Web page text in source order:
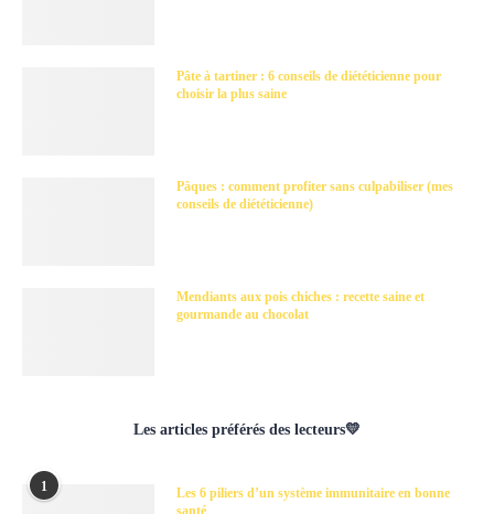
Pâte à tartiner : 6 conseils de diététicienne pour
choisir la plus saine
Pâques : comment profiter sans culpabiliser (mes
conseils de diététicienne)
Mendiants aux pois chiches : recette saine et
gourmande au chocolat
Les articles préférés des lecteurs💛
1
Les 6 piliers d’un système immunitaire en bonne